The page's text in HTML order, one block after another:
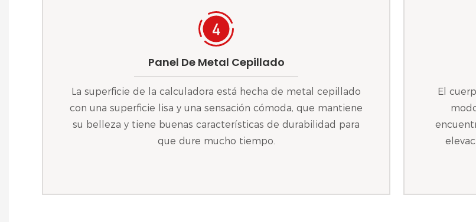
Panel De Metal Cepillado
La superficie de la calculadora está hecha de metal cepillado
con una superficie lisa y una sensación cómoda, que mantiene
su belleza y tiene buenas características de durabilidad para
que dure mucho tiempo.
El